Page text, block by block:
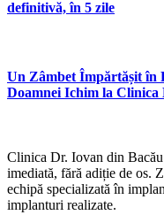
definitivă, în 5 zile
Un Zâmbet Împărtășit în
Doamnei Ichim la Clinica
Clinica Dr. Iovan din
imediată, fără adiție de os.
echipă specializată în
implanturi realizate.